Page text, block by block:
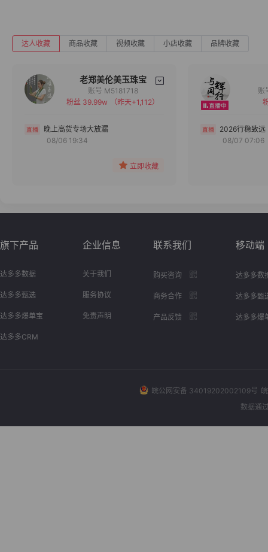
达人收藏 商品收藏 视频收藏 小店收藏 品牌收藏
老郑美伦美玉珠宝
备注
分组
账号 M5181718
粉丝 39.99w
（昨天+1,112）
晚上高货专场大放漏
08/06 19:34
立即收藏
2026行稳致远
08/07 07:06
旗下产品
达多多数据
达多多甄选
达多多爆单宝
达多多CRM
企业信息
关于我们
服务协议
免责声明
联系我们
购买咨询
商务合作
产品反馈
移动端
达多多数
达多多甄
达多多爆
皖公网安备 34019202002109号
数据通